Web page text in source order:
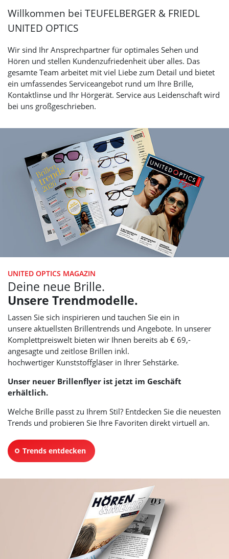
Willkommen bei TEUFELBERGER & FRIEDL
UNITED OPTICS
Wir sind Ihr Ansprechpartner für optimales Sehen und
Hören und stellen Kundenzufriedenheit über alles. Das
gesamte Team arbeitet mit viel Liebe zum Detail und bietet
ein umfassendes Serviceangebot rund um Ihre Brille,
Kontaktlinse und Ihr Hörgerät. Service aus Leidenschaft wird
bei uns großgeschrieben.
UNITED OPTICS MAGAZIN
Deine neue Brille.
Unsere Trendmodelle.
Lassen Sie sich inspirieren und tauchen Sie ein in
unsere aktuellsten Brillentrends und Angebote. In unserer
Komplettpreiswelt bieten wir Ihnen bereits ab € 69,-
angesagte und zeitlose Brillen inkl.
hochwertiger Kunststoffgläser in Ihrer Sehstärke.
Unser neuer Brillenflyer ist jetzt im Geschäft
erhältlich.
Welche Brille passt zu Ihrem Stil? Entdecken Sie die neuesten
Trends und probieren Sie Ihre Favoriten direkt virtuell an.
Trends entdecken